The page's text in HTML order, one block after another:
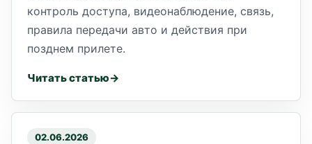
контроль доступа, видеонаблюдение, связь,
правила передачи авто и действия при
позднем прилете.
Читать статью
02.06.2026